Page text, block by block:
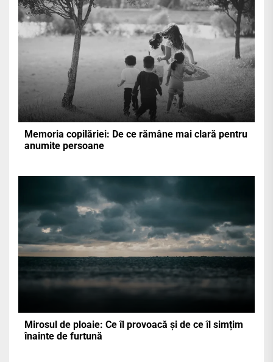
Memoria copilăriei: De ce rămâne mai clară pentru
anumite persoane
Mirosul de ploaie: Ce îl provoacă și de ce îl simțim
înainte de furtună